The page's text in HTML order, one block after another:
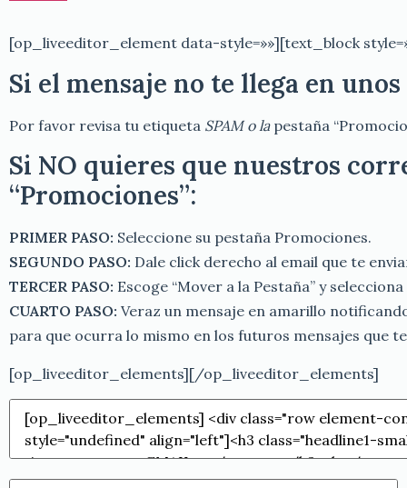
[op_liveeditor_element data-style=»»][text_block
Si el mensaje no te llega en
Por favor revisa tu etiqueta SPAM o lapestaña
Si NO quieres que nuestros
“Promociones”:
PRIMER PASO: Seleccione su pestaña Promociones.
SEGUNDO PASO: Dale click derecho al email que te
TERCER PASO: Escoge “Mover a la Pestaña” y selecciona
CUARTO PASO: Veraz un mensaje en amarillo
para que ocurra lo mismo en los futuros mensajes
[op_liveeditor_elements][/op_liveeditor_elements]